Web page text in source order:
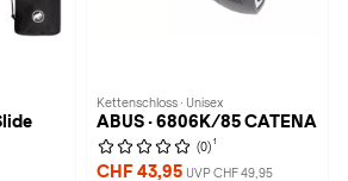
Kettenschloss · Unisex
ABUS · 6806K/85 CATENA
(0) 1
CHF 43,95 UVP CHF 49,95